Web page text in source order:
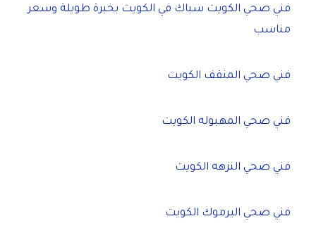
فني صحي الكويت سباك في الكويت بخبرة طويلة وسعر
مناسب
فني صحي المنقف الكويت
فني صحي المهبوله الكويت
فني صحي النزهه الكويت
فني صحي اليرموك الكويت